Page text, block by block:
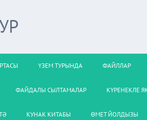
ҮЗЕМ ТУРЫНДА ФАЙЛЛАР
ФАЙДАЛЫ СЫЛТАМАЛАР КҮРЕНЕКЛЕ
КУНАК КИТАБЫ ӨМЕТ ЙОЛДЫЗЫ